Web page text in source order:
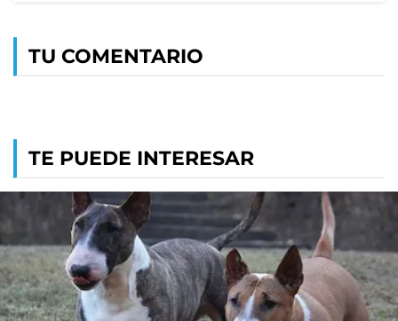
TU COMENTARIO
TE PUEDE INTERESAR